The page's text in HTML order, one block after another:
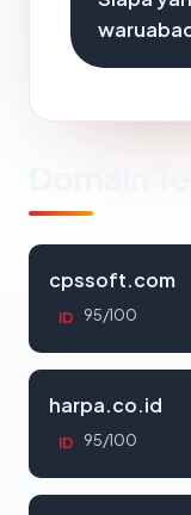
cpssoft.com
ID 95/100
harpa.co.id
ID 95/100